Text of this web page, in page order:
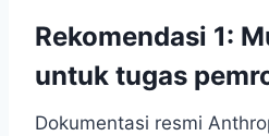
Rekomendasi 1:
untuk tugas
Dokumentasi resmi